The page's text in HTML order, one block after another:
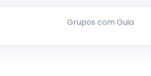
Grupos com Guia